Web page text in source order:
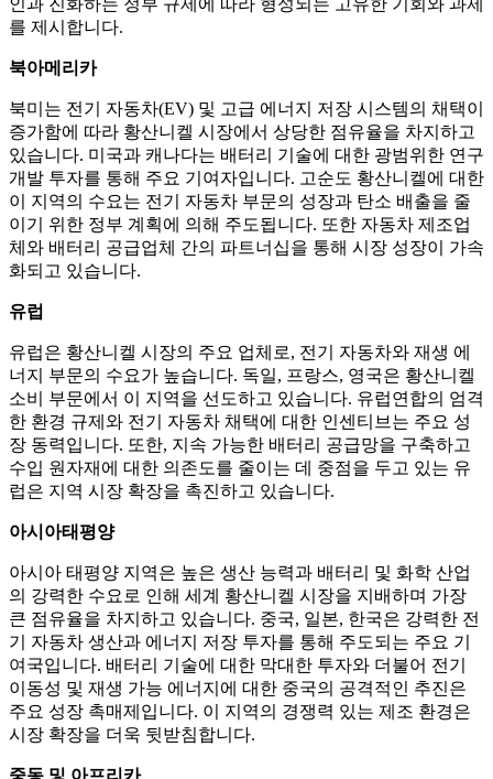
인과 진화하는 정부 규제에 따라 형성되는 고유한 기회와 과제
를 제시합니다.
북아메리카
북미는 전기 자동차(EV) 및 고급 에너지 저장 시스템의 채택이
증가함에 따라 황산니켈 시장에서 상당한 점유율을 차지하고
있습니다. 미국과 캐나다는 배터리 기술에 대한 광범위한 연구
개발 투자를 통해 주요 기여자입니다. 고순도 황산니켈에 대한
이 지역의 수요는 전기 자동차 부문의 성장과 탄소 배출을 줄
이기 위한 정부 계획에 의해 주도됩니다. 또한 자동차 제조업
체와 배터리 공급업체 간의 파트너십을 통해 시장 성장이 가속
화되고 있습니다.
유럽
유럽은 황산니켈 시장의 주요 업체로, 전기 자동차와 재생 에
너지 부문의 수요가 높습니다. 독일, 프랑스, ​​영국은 황산니켈
소비 부문에서 이 지역을 선도하고 있습니다. 유럽연합의 엄격
한 환경 규제와 전기 자동차 채택에 대한 인센티브는 주요 성
장 동력입니다. 또한, 지속 가능한 배터리 공급망을 구축하고
수입 원자재에 대한 의존도를 줄이는 데 중점을 두고 있는 유
럽은 지역 시장 확장을 촉진하고 있습니다.
아시아태평양
아시아 태평양 지역은 높은 생산 능력과 배터리 및 화학 산업
의 강력한 수요로 인해 세계 황산니켈 시장을 지배하며 가장
큰 점유율을 차지하고 있습니다. 중국, 일본, 한국은 강력한 전
기 자동차 생산과 에너지 저장 투자를 통해 주도되는 주요 기
여국입니다. 배터리 기술에 대한 막대한 투자와 더불어 전기
이동성 및 재생 가능 에너지에 대한 중국의 공격적인 추진은
주요 성장 촉매제입니다. 이 지역의 경쟁력 있는 제조 환경은
시장 확장을 더욱 뒷받침합니다.
중동 및 아프리카